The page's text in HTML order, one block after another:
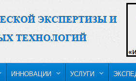
ИННОВАЦИИ УСЛУГИ